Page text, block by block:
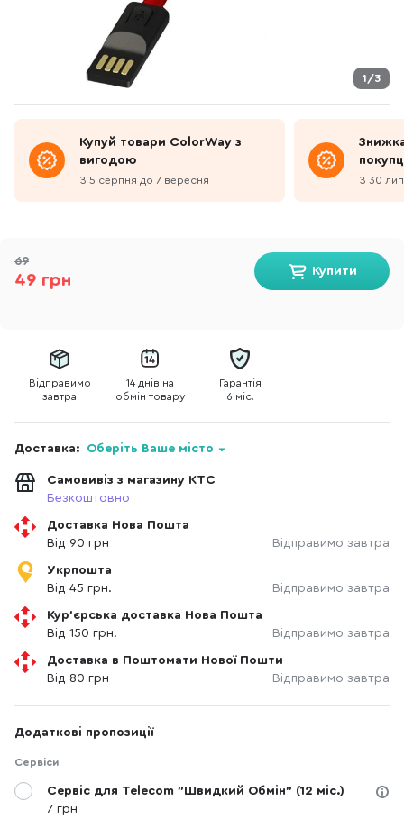
1/3
Купуй товари ColorWay з
вигодою
З 5 серпня до 7 вересня З 30
69
49 грн Купити
Відправимо
завтра
14 днів на
обмін товару
Гарантія
6 міс.
Доставка: Оберіть Ваше місто
Самовивіз з магазину КТС
Безкоштовно
Доставка Нова Пошта
Від 90 грн
Відправимо завтра
Укрпошта
Від 45 грн.
Відправимо завтра
Кур'єрська доставка Нова Пошта
Від 150 грн.
Відправимо завтра
Доставка в Поштомати Нової Пошти
Від 80 грн
Відправимо завтра
Додаткові пропозиції
Сервіси
Сервіс для Telecom "Швидкий Обмін" (12 міс.)
7 грн